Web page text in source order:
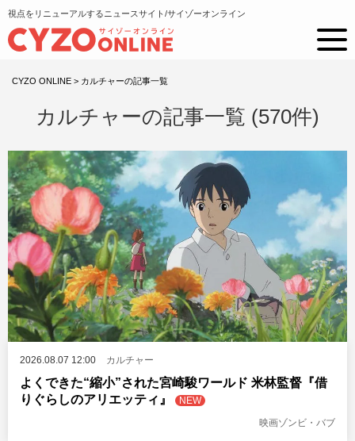
視点をリニューアルするニュースサイト/サイゾーオンライン
CYZO ONLINE > カルチャーの記事一覧
カルチャーの記事一覧 (570件)
2026.08.07 12:00 カルチャー
よくできた“縮小”された宮崎駿ワールド 米林監督『借
りぐらしのアリエッティ』
NEW
映画ゾンビ・バブ